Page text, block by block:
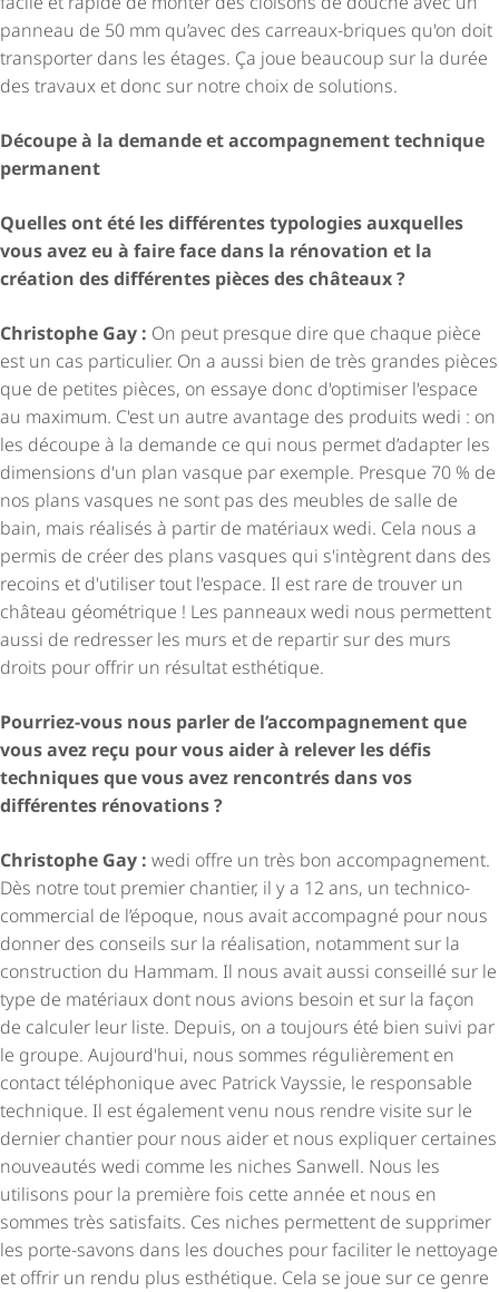
panneau de 50 mm qu’avec des carreaux-briques qu'on doit
transporter dans les étages. Ça joue beaucoup sur la durée
des travaux et donc sur notre choix de solutions.
Découpe à la demande et accompagnement technique
permanent
Quelles ont été les différentes typologies auxquelles
vous avez eu à faire face dans la rénovation et la
création des différentes pièces des châteaux ?
Christophe Gay : On peut presque dire que chaque pièce
est un cas particulier. On a aussi bien de très grandes pièces
que de petites pièces, on essaye donc d'optimiser l'espace
au maximum. C'est un autre avantage des produits wedi : on
les découpe à la demande ce qui nous permet d’adapter les
dimensions d'un plan vasque par exemple. Presque 70 % de
nos plans vasques ne sont pas des meubles de salle de
bain, mais réalisés à partir de matériaux wedi. Cela nous a
permis de créer des plans vasques qui s'intègrent dans des
recoins et d'utiliser tout l'espace. Il est rare de trouver un
château géométrique ! Les panneaux wedi nous permettent
aussi de redresser les murs et de repartir sur des murs
droits pour offrir un résultat esthétique.
Pourriez-vous nous parler de l’accompagnement que
vous avez reçu pour vous aider à relever les défis
techniques que vous avez rencontrés dans vos
différentes rénovations ?
Christophe Gay : wedi offre un très bon accompagnement.
Dès notre tout premier chantier, il y a 12 ans, un technico-
commercial de l’époque, nous avait accompagné pour nous
donner des conseils sur la réalisation, notamment sur la
construction du Hammam. Il nous avait aussi conseillé sur le
type de matériaux dont nous avions besoin et sur la façon
de calculer leur liste. Depuis, on a toujours été bien suivi par
le groupe. Aujourd'hui, nous sommes régulièrement en
contact téléphonique avec Patrick Vayssie, le responsable
technique. Il est également venu nous rendre visite sur le
dernier chantier pour nous aider et nous expliquer certaines
nouveautés wedi comme les niches Sanwell. Nous les
utilisons pour la première fois cette année et nous en
sommes très satisfaits. Ces niches permettent de supprimer
les porte-savons dans les douches pour faciliter le nettoyage
et offrir un rendu plus esthétique. Cela se joue sur ce genre